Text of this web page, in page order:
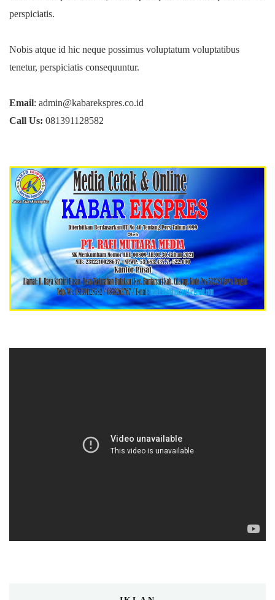
perspiciatis.
Nobis atque id hic neque possimus voluptatum voluptatibus
tenetur, perspiciatis consequuntur.
Email: admin@kabarekspres.co.id
Call Us: 081391128582